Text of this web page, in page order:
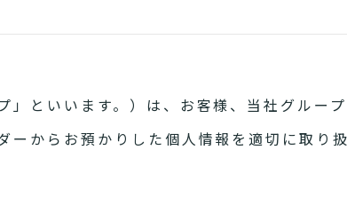
」といいます。）は、お客様、当社グルー
ーからお預かりした個人情報を適切に取り